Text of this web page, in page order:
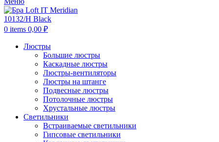
0 items 0,00 ₽
Люстры
Большие люстры
Каскадные люстры
Люстры-вентиляторы
Люстры на штанге
Подвесные люстры
Потолочные люстры
Хрустальные люстры
Светильники
Встраиваемые светильники
Гипсовые светильники